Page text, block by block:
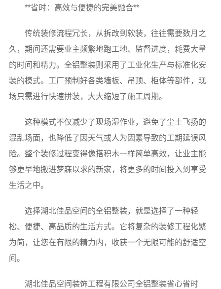
**省时：高效与便捷的完美融合**
传统装修流程冗长，从拆改到软装，往往需要数月之
久，期间还需要业主频繁地跑工地、监督进度，耗费大量
的时间和精力。全铝整装则采用了工业化生产与标准化安
装的模式。工厂预制好各类墙板、吊顶、柜体等部件，现
场只需进行快速拼装，大大缩短了施工周期。
这种模式不仅减少了现场湿作业，避免了尘土飞扬的
混乱场面，也降低了因天气或人为因素导致的工期延误风
险。整个装修过程变得像搭积木一样简单高效，让业主能
够更早地搬进梦寐以求的新家，将更多的时间投入到享受
生活之中。
选择湖北佳品空间的全铝整装，就是选择了一种轻
松、便捷、高品质的生活方式。它将复杂的装修工程化繁
为简，让您在有限的精力内，收获一个无限可能的舒适空
间。
湖北佳品空间装饰工程有限公司全铝整装省心省时